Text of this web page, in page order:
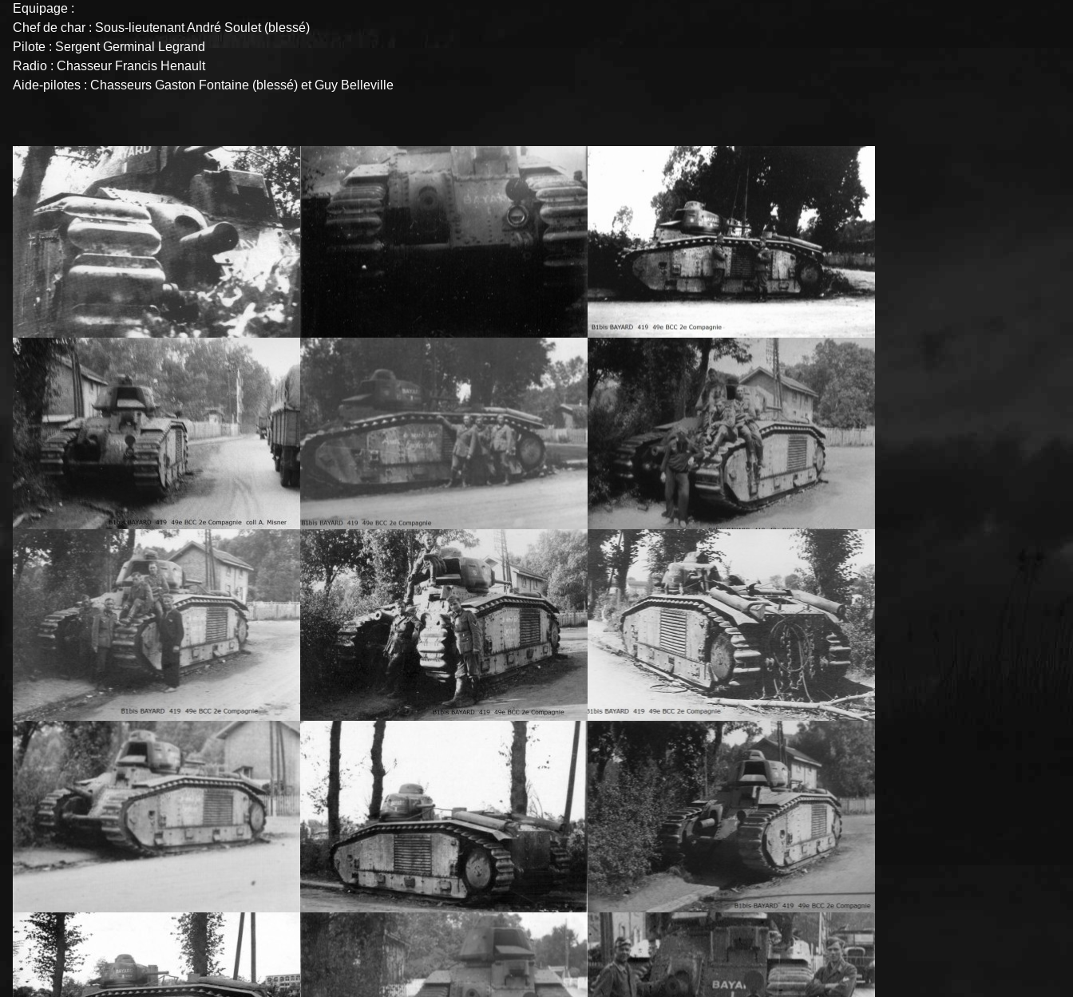
Equipage :
Chef de char : Sous-lieutenant André Soulet (blessé)
Pilote : Sergent Germinal Legrand
Radio : Chasseur Francis Henault
Aide-pilotes : Chasseurs Gaston Fontaine (blessé) et Guy Belleville